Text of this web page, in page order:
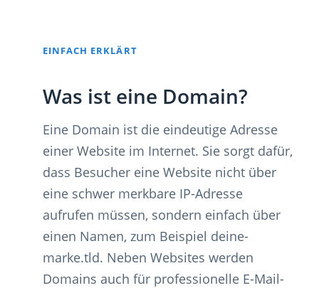
EINFACH ERKLÄRT
Was ist eine Domain?
Eine Domain ist die eindeutige Adresse
einer Website im Internet. Sie sorgt dafür,
dass Besucher eine Website nicht über
eine schwer merkbare IP-Adresse
aufrufen müssen, sondern einfach über
einen Namen, zum Beispiel deine-
marke.tld. Neben Websites werden
Domains auch für professionelle E-Mail-